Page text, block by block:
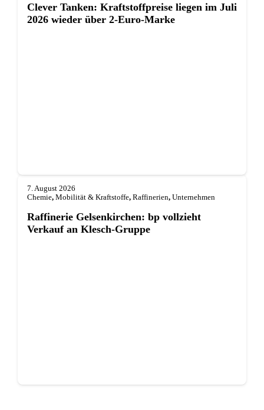
Clever Tanken: Kraftstoffpreise liegen im Juli
2026 wieder über 2-Euro-Marke
7. August 2026
Chemie, Mobilität & Kraftstoffe, Raffinerien, Unternehmen
Raffinerie Gelsenkirchen: bp vollzieht
Verkauf an Klesch-Gruppe